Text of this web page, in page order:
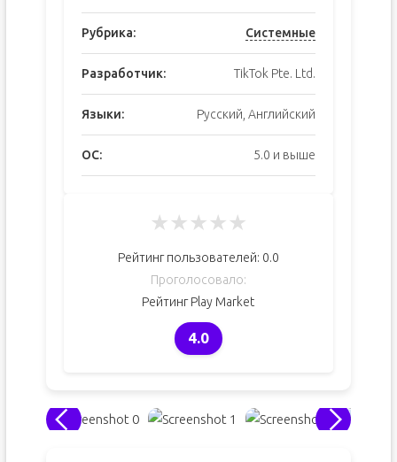
Рубрика: Системные
Разработчик: TikTok Pte. Ltd.
Языки: Русский, Английский
ОС: 5.0 и выше
★★★★★
Рейтинг пользователей: 0.0
Проголосовало:
Рейтинг Play Market
4.0